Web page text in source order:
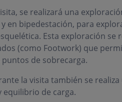
se realizará una
en bipedestación, para
Esta exploración se
(como Footwork) que
de sobrecarga.
la visita también se
equilibrio de carga.